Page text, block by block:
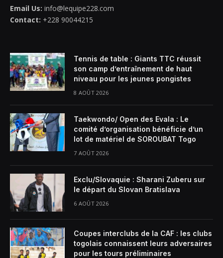
Email Us: info@lequipe228.com
Contact: +228 90044215
Tennis de table : Giants TTC réussit
son camp d’entraînement de haut
niveau pour les jeunes pongistes
8 AOÛT 2026
Taekwondo/ Open des Evala : Le
comité d’organisation bénéficie d’un
lot de matériel de SOROUBAT Togo
7 AOÛT 2026
Exclu/Slovaquie : Sharani Zuberu sur
le départ du Slovan Bratislava
6 AOÛT 2026
Coupes interclubs de la CAF : les clubs
togolais connaissent leurs adversaires
pour les tours préliminaires